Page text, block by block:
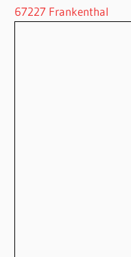
67227 Frankenthal